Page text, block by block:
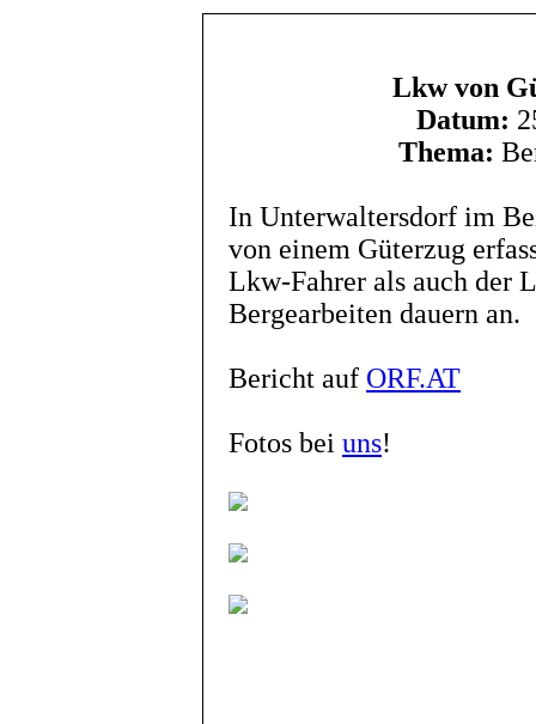
Lkw von
Datum:
Thema:
In Unterwaltersdorf im
von einem Güterzug
Lkw-Fahrer als auch der
Bergearbeiten dauern an.
Bericht auf ORF.AT
Fotos bei uns!